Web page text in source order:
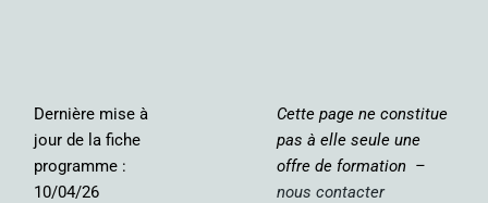
Dernière mise à
jour de la fiche
programme :
10/04/26
Cette page ne constitue
pas à elle seule une
offre de formation –
nous contacter